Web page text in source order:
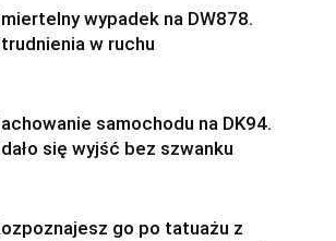
wypadek na DW878.
w ruchu
samochodu na DK94.
się wyjść bez szwanku
go po tatuażu z